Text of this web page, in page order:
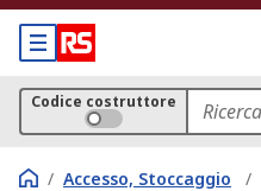
Codice costruttore
/ Accesso, Stoccaggio
/